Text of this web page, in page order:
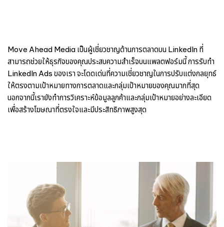
Move Ahead Media เป็นผู้เชี่ยวชาญด้านการตลาดบน LinkedIn ที่
สามารถช่วยให้ธุรกิจของคุณประสบความสำเร็จบนแพลตฟอร์มนี้ การรับทำ
LinkedIn Ads ของเรา จะโดดเด่นที่ความเชี่ยวชาญในการปรับแต่งกลยุทธ์
ให้ตรงตามเป้าหมายทางการตลาดและกลุ่มเป้าหมายของคุณมากที่สุด
นอกจากนี้เรายังทำการวิเคราะห์ข้อมูลลูกค้าและกลุ่มเป้าหมายอย่างละเอียด
เพื่อสร้างโฆษณาที่ตรงใจและมีประสิทธิภาพสูงสุด